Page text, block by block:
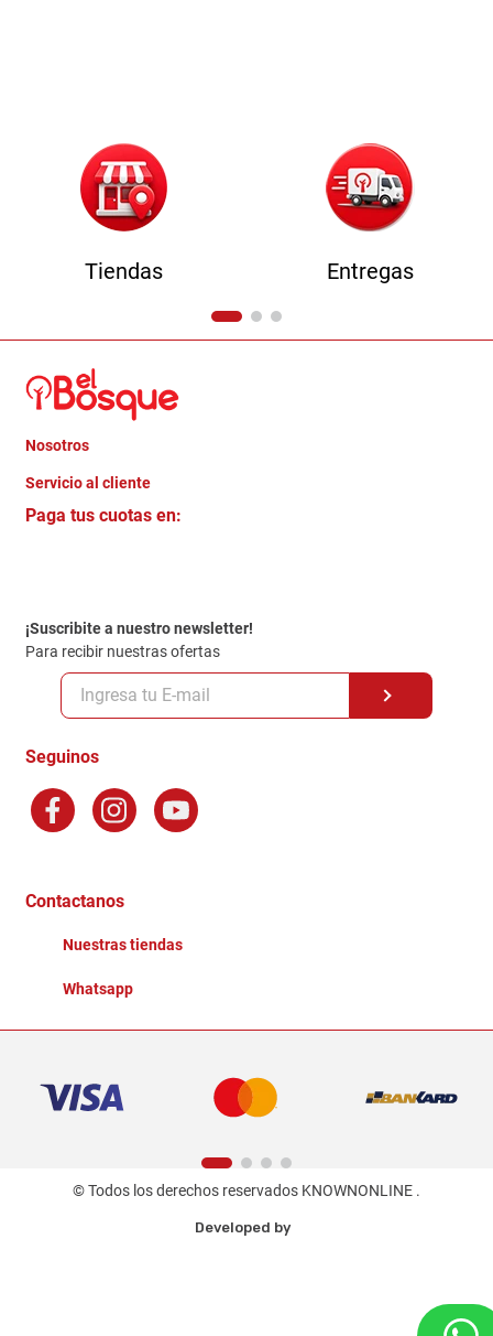
Tiendas Entregas
Nosotros
Quienes somos
Trabaja con Nosotros
Servicio al cliente
Crédito Directo
Politica de Privacidad
Políticas y condiciones GiftCard
Formas de Pago
Terminos y Condiciones
Factura Electronica
Ganadores - Promociones
Paga tus cuotas en:
¡Suscribite a nuestro newsletter!
Para recibir nuestras ofertas
Seguinos
Contactanos
Nuestras tiendas
Whatsapp
© Todos los derechos reservados KNOWNONLINE .
Developed by